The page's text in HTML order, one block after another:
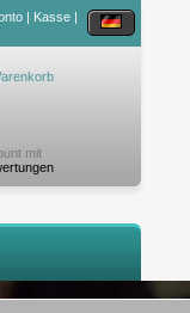
| Kasse |
mit